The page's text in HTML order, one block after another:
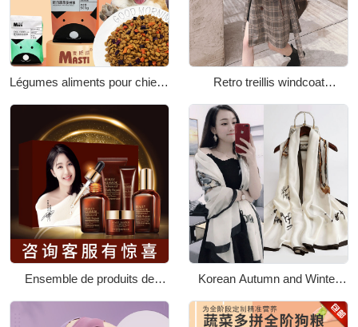
Légumes aliments pour chiens
chiens polyvalents à prix plein
Retro treillis windcoat
Korean version Loose Spring
and Autumn English Wind coat
Ensemble de produits de
polypeptidiques à base de
Korean Autumn and Winter
Live explosion silk scarf